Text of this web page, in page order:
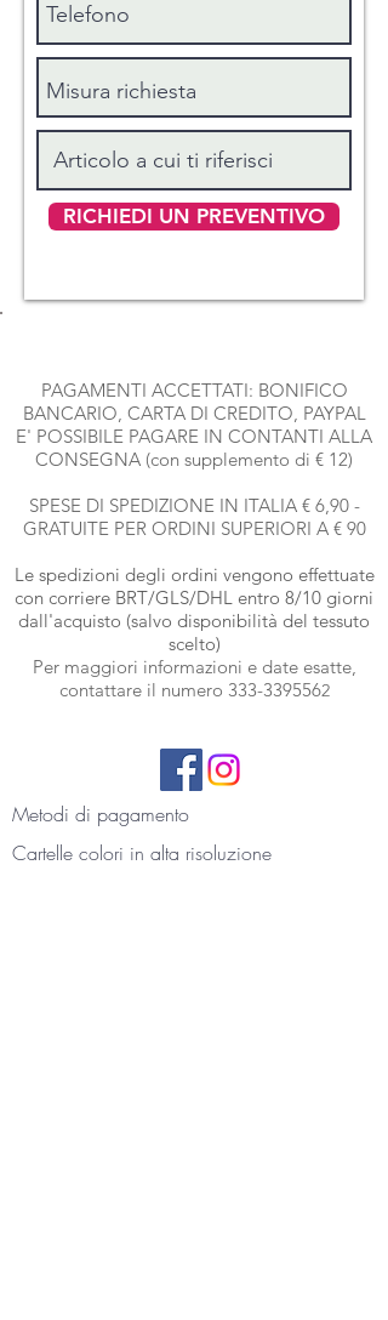
+ due federe cm 50x80
MATRIMONIALE MAXI: sopra cm 260
federe cm 50x80
MATRIMONIALE SUPER MAXI: sopra
cm 280 x 300 + sotto 200 x 210 alto 40
RICHIEDI UN PREVENTIVO
PAGAMENTI ACCETTATI: BONIFICO
BANCARIO, CARTA DI CREDITO, PAYPAL
E' POSSIBILE PAGARE IN CONTANTI ALLA
CONSEGNA (con supplemento di € 12)
SPESE DI SPEDIZIONE IN ITALIA € 6,90 -
GRATUITE PER ORDINI SUPERIORI A € 90
Le spedizioni degli ordini vengono effettuate
con corriere BRT/GLS/DHL entro 8/10 giorni
dall'acquisto (salvo disponibilità del tessuto
scelto)
Per maggiori informazioni e date esatte,
contattare il numero 333-3395562
Metodi di pagamento
Cartelle colori in alta risoluzione